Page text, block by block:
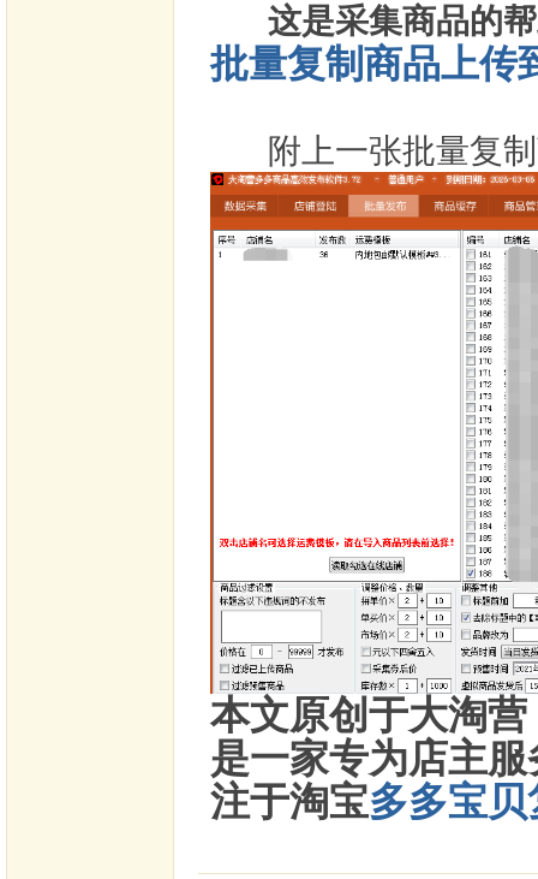
这是采集商品的
批量复制商品上传
附上一张批量复制
本文原创于大淘营
是一家专为店主
注于淘宝多多宝贝